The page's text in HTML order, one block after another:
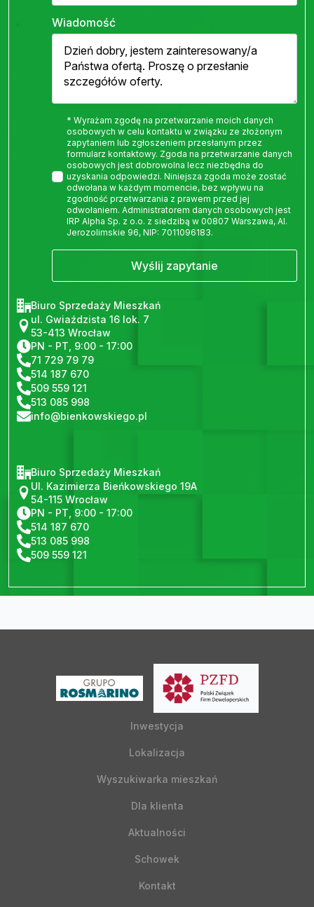
Wiadomość
* Wyrażam zgodę na przetwarzanie moich danych
osobowych w celu kontaktu w związku ze złożonym
zapytaniem lub zgłoszeniem przesłanym przez
formularz kontaktowy. Zgoda na przetwarzanie danych
osobowych jest dobrowolna lecz niezbędna do
uzyskania odpowiedzi. Niniejsza zgoda może zostać
odwołana w każdym momencie, bez wpływu na
zgodność przetwarzania z prawem przed jej
odwołaniem. Administratorem danych osobowych jest
IRP Alpha Sp. z o.o. z siedzibą w 00807 Warszawa, Al.
Jerozolimskie 96, NIP: 7011096183.
Wyślij zapytanie
Biuro Sprzedaży Mieszkań
ul. Gwiaździsta 16 lok. 7
53-413 Wrocław
PN - PT, 9:00 - 17:00
71 729 79 79
514 187 670
509 559 121
513 085 998
info@bienkowskiego.pl
Biuro Sprzedaży Mieszkań
Ul. Kazimierza Bieńkowskiego 19A
54-115 Wrocław
PN - PT, 9:00 - 17:00
514 187 670
513 085 998
509 559 121
Inwestycja
Lokalizacja
Wyszukiwarka mieszkań
Dla klienta
Aktualności
Schowek
Kontakt